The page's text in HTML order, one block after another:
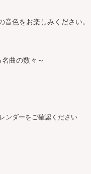
色をお楽しみください。
曲の数々～
ンダーをご確認ください